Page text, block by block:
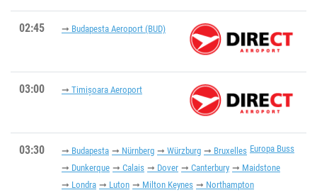
02:45 Budapesta Aeroport (BUD)
03:00 Timișoara Aeroport
03:30 Europa Buss
Budapesta Nürnberg Würzburg
Bruxelles
Dunkerque
Calais Dover Canterbury
Maidstone
Londra
Luton Milton Keynes
Northampton